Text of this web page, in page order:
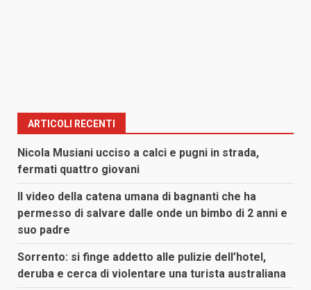
ARTICOLI RECENTI
Nicola Musiani ucciso a calci e pugni in strada,
fermati quattro giovani
Il video della catena umana di bagnanti che ha
permesso di salvare dalle onde un bimbo di 2 anni e
suo padre
Sorrento: si finge addetto alle pulizie dell’hotel,
deruba e cerca di violentare una turista australiana